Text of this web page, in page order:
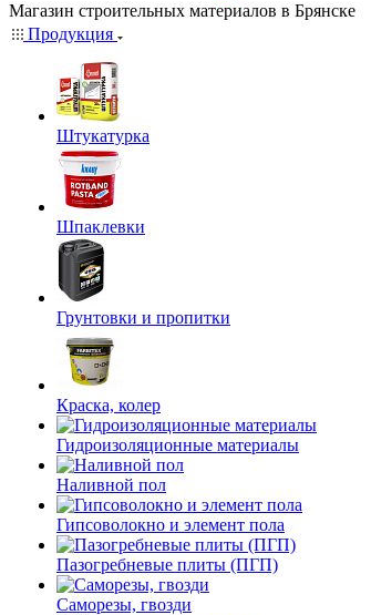
Магазин строительных материалов в Брянске
Продукция
Штукатурка
Шпаклевки
Грунтовки и пропитки
Краска, колер
Гидроизоляционные материалы
Наливной пол
Гипсоволокно и элемент пола
Пазогребневые плиты (ПГП)
Саморезы, гвозди